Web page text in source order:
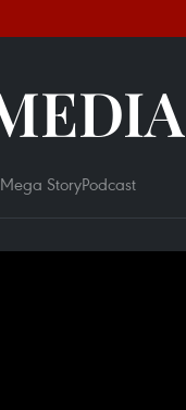
Mega StoryPodcast